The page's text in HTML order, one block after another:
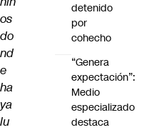
os
do
nd
e
ha
ya
lu
detenido
por
cohecho
“Genera
expectación”:
Medio
especializado
destaca